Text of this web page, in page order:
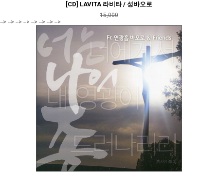
[CD] LAVITA 라비타 / 성바오로
15,000
--> --> --> --> --> --> --> -->